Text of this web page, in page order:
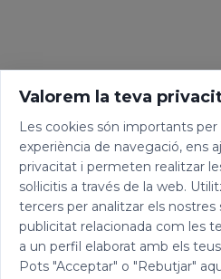
Valorem la teva
Les cookies són importants
experiència de navegació, ens
privacitat i permeten realitzar
sol·licitis a través de la web.
tercers per analitzar els nostres
publicitat relacionada com les
a un perfil elaborat amb els
Pots "Acceptar" o "Rebutjar"